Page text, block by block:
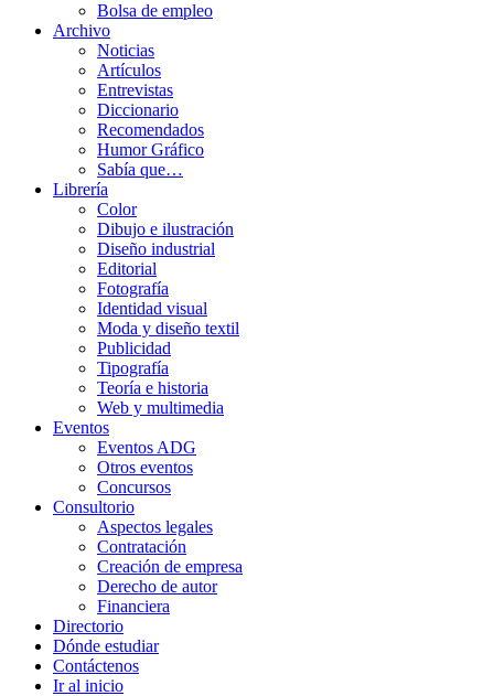
Bolsa de empleo
Archivo
Noticias
Artículos
Entrevistas
Diccionario
Recomendados
Humor Gráfico
Sabía que…
Librería
Color
Dibujo e ilustración
Diseño industrial
Editorial
Fotografía
Identidad visual
Moda y diseño textil
Publicidad
Tipografía
Teoría e historia
Web y multimedia
Eventos
Eventos ADG
Otros eventos
Concursos
Consultorio
Aspectos legales
Contratación
Creación de empresa
Derecho de autor
Financiera
Directorio
Dónde estudiar
Contáctenos
Ir al inicio